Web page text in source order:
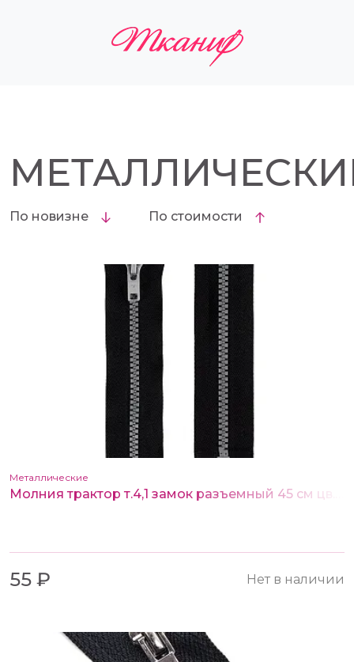
По новизне По стоимости
Металлические
55 ₽ Нет в наличии